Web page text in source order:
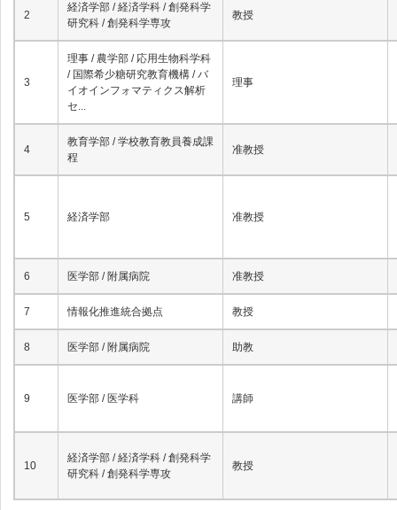
2
経済学部 / 経済学科 / 創発科学
研究科 / 創発科学専攻
教授
3
理事 / 農学部 / 応用生物科学科
/ 国際希少糖研究教育機構 / バ
イオインフォマティクス解析
セ...
理事
4
教育学部 / 学校教育教員養成課
程
准教授
5 経済学部 准教授
6 医学部 / 附属病院 准教授
7 情報化推進統合拠点 教授
8 医学部 / 附属病院 助教
9 医学部 / 医学科 講師
10
経済学部 / 経済学科 / 創発科学
研究科 / 創発科学専攻
教授